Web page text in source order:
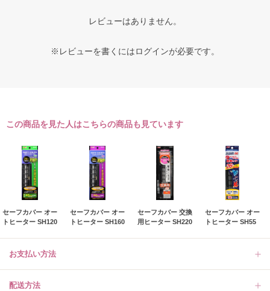
レビューはありません。
※レビューを書くにはログインが必要です。
この商品を見た人はこちらの商品も見ています
セーフカバー オー
トヒーター SH120
セーフカバー オー
トヒーター SH160
セーフカバー 交換
用ヒーター SH220
セーフカバー オー
トヒーター SH55
お支払い方法
配送方法